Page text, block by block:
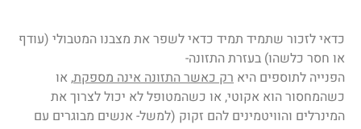
כדאי לזכור שתמיד תמיד כדאי לשפר את מצבנו המטבולי (עודף
או חסר כלשהו) בעזרת התזונה-
הפנייה לתוספים היא רק כאשר התזונה אינה מספקת, או
כשהמחסור הוא אקוטי, או כשהמטופל לא יכול לצרוך את
המינרלים והוויטמינים להם זקוק (למשל- אנשים מבוגרים עם